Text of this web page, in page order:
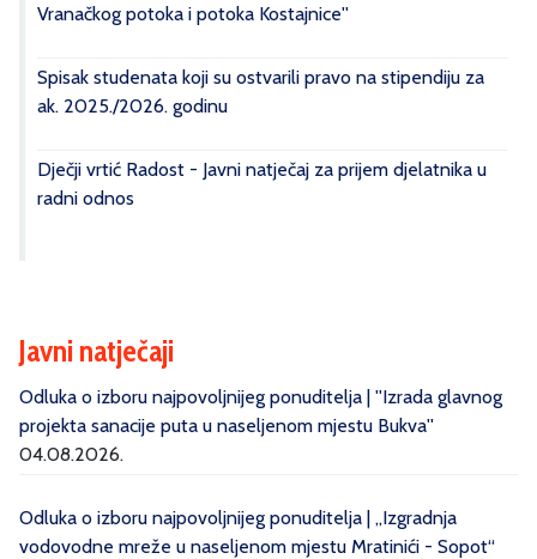
Vranačkog potoka i potoka Kostajnice''
Spisak studenata koji su ostvarili pravo na stipendiju za
ak. 2025./2026. godinu
Dječji vrtić Radost - Javni natječaj za prijem djelatnika u
radni odnos
Javni natječaji
Odluka o izboru najpovoljnijeg ponuditelja | ''Izrada glavnog
projekta sanacije puta u naseljenom mjestu Bukva''
04.08.2026.
Odluka o izboru najpovoljnijeg ponuditelja | „Izgradnja
vodovodne mreže u naseljenom mjestu Mratinići - Sopot“